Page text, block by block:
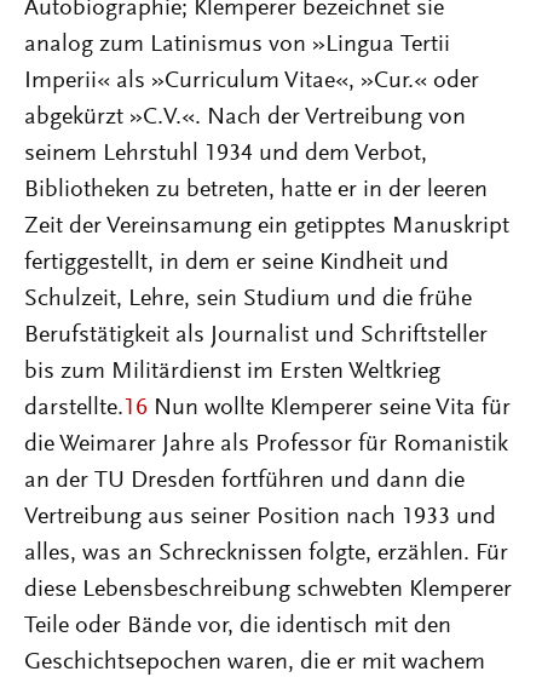
Autobiographie; Klemperer bezeichnet sie
analog zum Latinismus von »Lingua Tertii
Imperii« als »Curriculum Vitae«, »Cur.« oder
abgekürzt »C.V.«. Nach der Vertreibung von
seinem Lehrstuhl 1934 und dem Verbot,
Bibliotheken zu betreten, hatte er in der leeren
Zeit der Vereinsamung ein getipptes Manuskript
fertiggestellt, in dem er seine Kindheit und
Schulzeit, Lehre, sein Studium und die frühe
Berufstätigkeit als Journalist und Schriftsteller
bis zum Militärdienst im Ersten Weltkrieg
darstellte. 16 Nun wollte Klemperer seine Vita für
die Weimarer Jahre als Professor für Romanistik
an der TU Dresden fortführen und dann die
Vertreibung aus seiner Position nach 1933 und
alles, was an Schrecknissen folgte, erzählen. Für
diese Lebensbeschreibung schwebten Klemperer
Teile oder Bände vor, die identisch mit den
Geschichtsepochen waren, die er mit wachem